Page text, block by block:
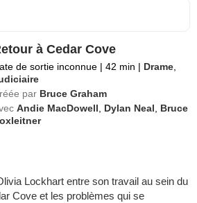
à Cedar Cove
de sortie inconnue | 42 min | Drame
par Bruce Graham
Andie MacDowell Dylan Neal
Bruce
Lockhart entre son travail au sein du
Cove et les problèmes qui se